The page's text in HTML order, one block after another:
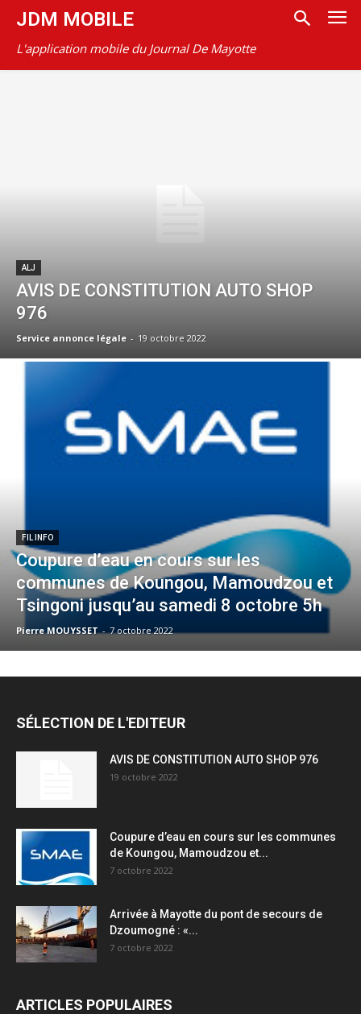
JDM MOBILE
L'application mobile du Journal De Mayotte
ALJ
AVIS DE CONSTITUTION AUTO SHOP
976
Service annonce légale - 19 octobre 2022
FIL INFO
Coupure d’eau en cours sur les
communes de Koungou, Mamoudzou et
Tsingoni jusqu’au samedi 8 octobre 5h
Pierre MOUYSSET - 7 octobre 2022
SÉLECTION DE L'EDITEUR
AVIS DE CONSTITUTION AUTO SHOP 976
19 octobre 2022
Coupure d’eau en cours sur les communes
de Koungou, Mamoudzou et...
7 octobre 2022
Arrivée à Mayotte du pont de secours de
Dzoumogné : «...
7 octobre 2022
ARTICLES POPULAIRES